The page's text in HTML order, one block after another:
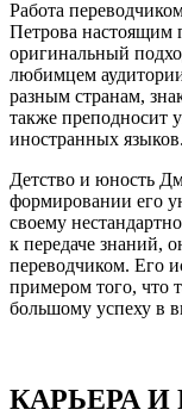
Работа
Петрова настоящим
оригинальный
любимцем
разным странам,
также преподносит
иностранных языков.
Детство и юность
формировании его
своему
к передаче знаний,
переводчиком. Его
примером того, что
большому успеху в
КАРЬЕРА И